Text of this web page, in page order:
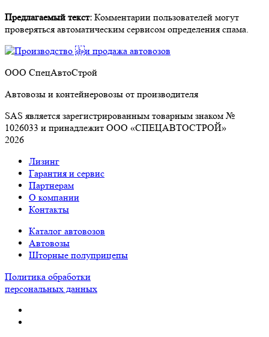
Предлагаемый текст: Комментарии пользователей могут
проверяться автоматическим сервисом определения спама.
ООО СпецАвтоСтрой
Автовозы и контейнеровозы от производителя
SAS является зарегистрированным товарным знаком №
1026033 и принадлежит ООО «СПЕЦАВТОСТРОЙ»
2026
Лизинг
Гарантия и сервис
Партнерам
О компании
Контакты
Каталог автовозов
Автовозы
Шторные полуприцепы
Политика обработки
персональных данных